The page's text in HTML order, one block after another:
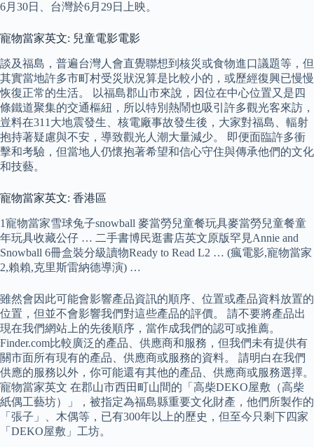
6月30日、台灣於6月29日上映。
寵物當家英文: 兒童電影電影
談及福島，普遍台灣人會直覺聯想到核災或食物進口議題等，但
其實當地許多市町村受災狀況算是比較小的，或歷經復興已慢慢
恢復正常的生活。 以福島郡山市來說，因位在中心位置又是四
條鐵道聚集的交通樞紐，所以特別熱鬧也吸引許多觀光客來訪，
豈料在311大地震發生、核電廠事故發生後，大家對福島、輻射
抱持著疑慮與不安，導致觀光人潮大量減少。 即便面臨許多衝
擊和考驗，但當地人仍懷抱著希望和信心守住與傳承他們的文化
和技藝。
寵物當家英文: 香港區
1寵物當家雪球兔子snowball 麥當勞兒童餐玩具麥當勞兒童餐童
年玩具收藏公仔 … 二手書博民逛書店英文原版罕見Annie and
Snowball 6冊盒裝分級讀物Ready to Read L2 … (瘋電影,寵物當家
2,賴賴,克里斯雷納德導演) …
雖然會因此可能會影響產品資訊的順序、位置或產品資料放置的
位置，但並不會影響我們對這些產品的評價。 請不要將產品出
現在我們網站上的先後順序，當作成我們的認可或推薦。
Finder.com比較廣泛的產品、供應商和服務，但我們未有提供有
關市面所有現有的產品、供應商或服務的資料。 請明白在我們
供應的服務以外，你可能還有其他的產品、供應商或服務選擇。
寵物當家英文 在郡山市西田町山間的「高柴DEKO屋敷（高柴
紙偶工藝坊）」，被指定為福島縣重要文化財產，他們所製作的
「張子」、木偶等，已有300年以上的歷史，但至今只剩下四家
「DEKO屋敷」工坊。